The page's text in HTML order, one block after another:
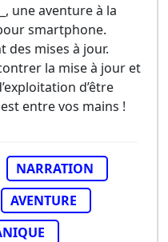
une aventure à la
smartphone.
des mises à jour.
la mise à jour et
d’être
entre vos mains !
NARRATION
AVENTURE